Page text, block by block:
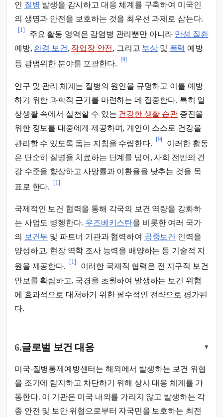
인 질병 발생을 감시하고 대응 체계를 구축하여 미국인
의 생명과 안전을 보호하는 것을 최우선 과제로 삼는다.
[1]
주요 활동 영역은 감염병 관리뿐만 아니라 만성 질환
예방, 환경 보건 , 작업장 안전 , 그리고 부상 및 폭력 예방
등 광범위한 분야를 포괄한다.
[9]
연구 및 관리 체계는 질병의 원인을 규명하고 이를 예방
하기 위한 과학적 근거를 마련하는 데 집중한다. 특히 일
상생활 속에서 실천할 수 있는 건강한 생활 습관증진을
위한 정보를 대중에게 제공하며, 개인이 스스로 건강을
관리할 수 있도록 돕는 지침을 수립한다.
[9]
이러한 활동
은 단순히 질병을 치료하는 단계를 넘어, 사회 전반의 건
강 수준을 향상하고 사망률과 이환율을 낮추는 것을 목
표로 한다.
[1]
국제적인 보건 협력을 통해 각국의 보건 역량을 강화하
는 사업도 병행한다. 우즈베키스탄을 비롯한 여러 국가
의
보건부 및 파트너 기관과 협력하여 공중보건 인력을
양성하고, 현장 역학 조사 능력을 배양하는 등 기술적 지
원을 제공한다.
[1]
이러한 국제적 협력은 전 지구적 보건
안보를 확립하고, 국경을 초월하여 발생하는 보건 위협
에 효과적으로 대처하기 위한 필수적인 전략으로 평가된
다.
6.글로벌 보건 대응 ▾
미국-질병통제예방센터는 해외에서 발생하는 보건 위협
을 조기에 탐지하고 차단하기 위해 상시 대응 체계를 가
동한다. 이 기관은 미국 내외를 가리지 않고 발생하는 각
종 안전 및 보안 위협으로부터 자국민을 보호하는 최전